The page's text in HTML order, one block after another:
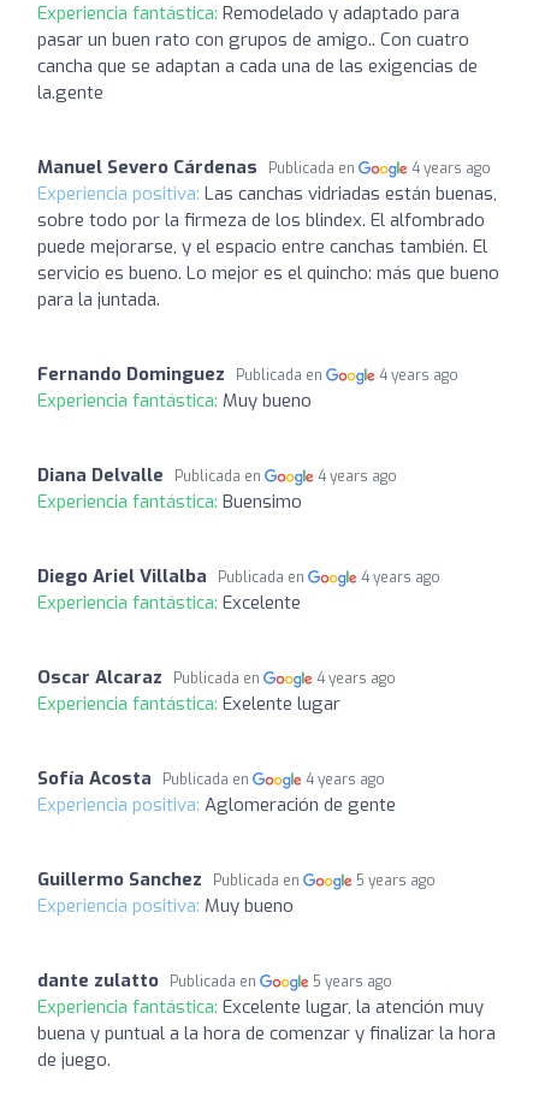
Experiencia fantástica: Remodelado y adaptado para
pasar un buen rato con grupos de amigo.. Con cuatro
cancha que se adaptan a cada una de las exigencias de
la.gente
Manuel Severo Cárdenas Publicada en 4 years ago
Experiencia positiva: Las canchas vidriadas están buenas,
sobre todo por la firmeza de los blindex. El alfombrado
puede mejorarse, y el espacio entre canchas también. El
servicio es bueno. Lo mejor es el quincho: más que bueno
para la juntada.
Fernando Dominguez Publicada en 4 years ago
Experiencia fantástica: Muy bueno
Diana Delvalle Publicada en 4 years ago
Experiencia fantástica: Buensimo
Diego Ariel Villalba Publicada en 4 years ago
Experiencia fantástica: Excelente
Oscar Alcaraz Publicada en 4 years ago
Experiencia fantástica: Exelente lugar
Sofía Acosta Publicada en 4 years ago
Experiencia positiva: Aglomeración de gente
Guillermo Sanchez Publicada en 5 years ago
Experiencia positiva: Muy bueno
dante zulatto Publicada en 5 years ago
Experiencia fantástica: Excelente lugar, la atención muy
buena y puntual a la hora de comenzar y finalizar la hora
de juego.